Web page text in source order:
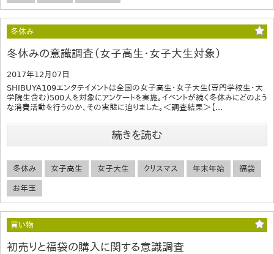
冬休み
冬休みの意識調査（女子高生・女子大生対象）
2017年12月07日
SHIBUYA109エンタテイメントは全国の女子高生・女子大生(専門学校生・大
学院生含む)500人を対象にアンケートを実施。イベントが続く冬休みにどのよう
な消費活動を行うのか、その実態に迫りました。＜調査結果＞【...
続きを読む
冬休み 女子高生 女子大生 クリスマス 年末年始 福袋
お年玉
買い物
初売りと福袋の購入に関する意識調査